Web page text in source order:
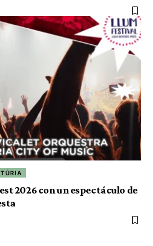
2026 con un espectáculo de